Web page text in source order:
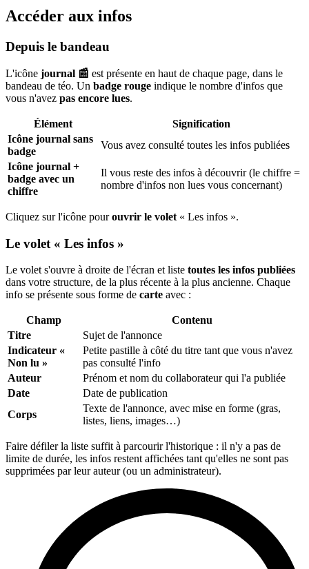
Accéder aux infos
Depuis le bandeau
L'icône journal 📰 est présente en haut de chaque page, dans le
bandeau de téo. Un badge rouge indique le nombre d'infos que
vous n'avez pas encore lues.
Élément
Signification
Icône journal sans
badge
Vous avez consulté toutes les infos publiées
Icône journal +
badge avec un
chiffre
Il vous reste des infos à découvrir (le chiffre =
nombre d'infos non lues vous concernant)
Cliquez sur l'icône pourouvrir le volet « Les infos ».
Le volet « Les infos »
Le volet s'ouvre à droite de l'écran et liste toutes les infos publiées
dans votre structure, de la plus récente à la plus ancienne. Chaque
info se présente sous forme de carte avec :
Champ
Contenu
Titre
Sujet de l'annonce
Indicateur «
Non lu »
Petite pastille à côté du titre tant que vous n'avez
pas consulté l'info
Auteur
Prénom et nom du collaborateur qui l'a publiée
Date
Date de publication
Corps
Texte de l'annonce, avec mise en forme (gras,
listes, liens, images…)
Faire défiler la liste suffit à parcourir l'historique : il n'y a pas de
limite de durée, les infos restent affichées tant qu'elles ne sont pas
supprimées par leur auteur (ou un administrateur).